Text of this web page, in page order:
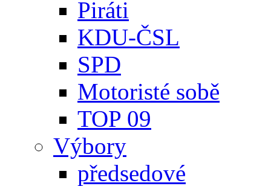
Piráti
KDU-ČSL
SPD
Motoristé sobě
TOP 09
Výbory
předsedové